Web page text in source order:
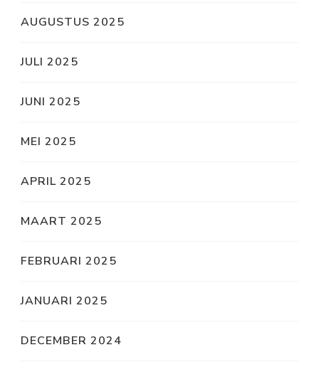
AUGUSTUS 2025
JULI 2025
JUNI 2025
MEI 2025
APRIL 2025
MAART 2025
FEBRUARI 2025
JANUARI 2025
DECEMBER 2024